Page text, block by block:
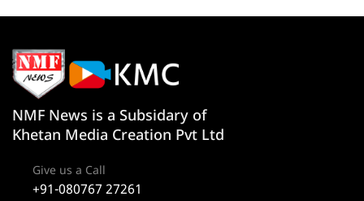
NMF News is a Subsidary of
Khetan Media Creation Pvt Ltd
Give us a Call
+91-080767 27261